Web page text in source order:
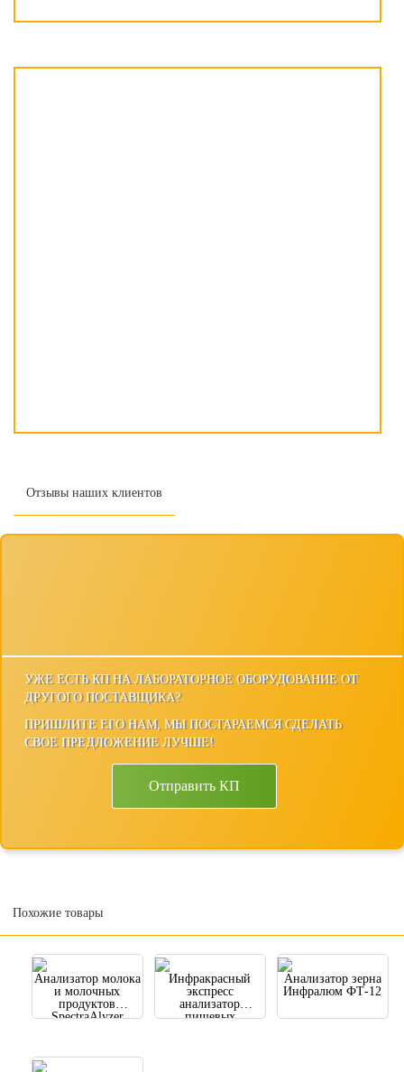
УЖЕ ЕСТЬ КП НА ЛАБОРАТОРНОЕ ОБОРУДОВАНИЕ ОТ
ДРУГОГО ПОСТАВЩИКА?
ПРИШЛИТЕ ЕГО НАМ, МЫ ПОСТАРАЕМСЯ СДЕЛАТЬ
СВОЕ ПРЕДЛОЖЕНИЕ ЛУЧШЕ!
Отправить КП
Похожие товары
Анализатор молока
и молочных
продуктов
SpectraAlyzer
Инфракрасный
экспресс
анализатор
пищевых
Анализатор зерна
Инфралюм ФТ-12
Отзывы наших клиентов